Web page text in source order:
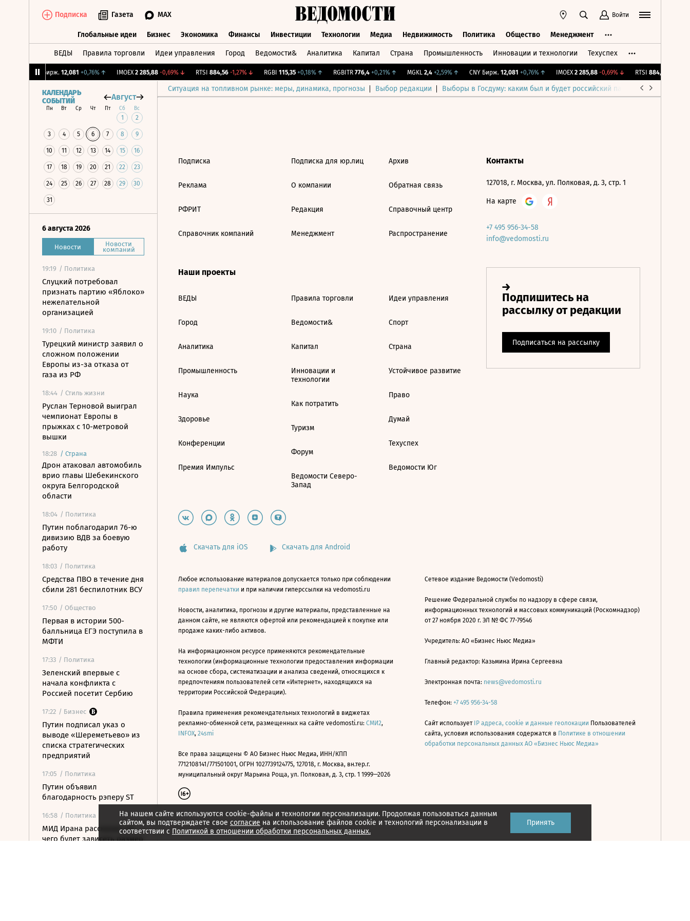
Подписка Газета MAX Войти
Глобальные идеи Бизнес Экономика Финансы Инвестиции Технологии Медиа Недвижимость Политика Общество Менеджмент
ВЕДЫ Правила торговли Идеи управления Город Ведомости& Аналитика Капитал Страна Промышленность Инновации и технологии Техуспех
CNY Бирж. 12,081 +0,76%↑ IMOEX 2 285,88 -0,69%↓ RTSI 884,56 -1,27%↓ RGBI 115,35 +0,18%↑ RGBITR 776,4 +0,21%↑ MGKL 2,4 +2,59%↑ CNY Бирж. 12,081 +0,76%↑ IMOEX 2 285,88 -0,69%↓ RTSI 884,56
Ситуация на топливном рынке: меры, динамика, прогнозы Выбор редакции Выборы в Госдуму: каким был и будет российский парламент
КАЛЕНДАРЬ
СОБЫТИЙ
Август
Пн Вт Ср Чт Пт Сб Вс
1 2
3 4 5 6 7 8 9
10 11 12 13 14 15 16
17 18 19 20 21 22 23
24 25 26 27 28 29 30
31
6 августа 2026
Новости Новости
компаний
19:19 / Политика
Слуцкий потребовал
признать партию «Яблоко»
нежелательной
организацией
19:10 / Политика
Турецкий министр заявил о
сложном положении
Европы из-за отказа от
газа из РФ
18:44 / Стиль жизни
Руслан Терновой выиграл
чемпионат Европы в
прыжках с 10-метровой
вышки
18:28 / Страна
Дрон атаковал автомобиль
врио главы Шебекинского
округа Белгородской
области
18:04 / Политика
Путин поблагодарил 76-ю
дивизию ВДВ за боевую
работу
18:03 / Политика
Средства ПВО в течение дня
сбили 281 беспилотник ВСУ
17:50 / Общество
Первая в истории 500-
балльница ЕГЭ поступила в
МФТИ
17:33 / Политика
Зеленский впервые с
начала конфликта с
Россией посетит Сербию
17:22 / Бизнес
Путин подписал указ о
выводе «Шереметьево» из
списка стратегических
предприятий
17:05 / Политика
Путин объявил
благодарность рэперу ST
16:58 / Политика
МИД Ирана рассказал, от
чего будет зависеть размер
На нашем сайте используются cookie-файлы и технологии персонализации. Продолжая пользоваться данным
сайтом, вы подтверждаете свое согласие на использование файлов cookie и технологий персонализации в
соответствии с Политикой в отношении обработки персональных данных.
Принять
Подписка
Реклама
РФРИТ
Справочник компаний
Подписка для юр.лиц
О компании
Редакция
Менеджмент
Архив
Обратная связь
Справочный центр
Распространение
Наши проекты
ВЕДЫ
Город
Аналитика
Промышленность
Наука
Здоровье
Конференции
Премия Импульс
Правила торговли
Ведомости&
Капитал
Инновации и
технологии
Как потратить
Туризм
Форум
Ведомости Северо-
Запад
Идеи управления
Спорт
Страна
Устойчивое развитие
Право
Думай
Техуспех
Ведомости Юг
Контакты
127018, г. Москва, ул. Полковая, д. 3, стр. 1
На карте
+7 495 956-34-58
info@vedomosti.ru
Скачать для iOS Скачать для Android
Любое использование материалов допускается только при соблюдении
правил перепечатки и при наличии гиперссылки на vedomosti.ru
Новости, аналитика, прогнозы и другие материалы, представленные на
данном сайте, не являются офертой или рекомендацией к покупке или
продаже каких-либо активов.
На информационном ресурсе применяются рекомендательные
технологии (информационные технологии предоставления информации
на основе сбора, систематизации и анализа сведений, относящихся к
предпочтениям пользователей сети «Интернет», находящихся на
территории Российской Федерации).
Правила применения рекомендательных технологий в виджетах
рекламно-обменной сети, размещенных на сайте vedomosti.ru: СМИ2,
INFOX, 24smi
Все права защищены © АО Бизнес Ньюс Медиа, ИНН/КПП
7712108141/771501001, ОГРН 1027739124775, 127018, г. Москва, вн.тер.г.
муниципальный округ Марьина Роща, ул. Полковая, д. 3, стр. 1 1999—2026
Сетевое издание Ведомости (Vedomosti)
Решение Федеральной службы по надзору в сфере связи,
информационных технологий и массовых коммуникаций (Роскомнадзор)
от 27 ноября 2020 г. ЭЛ № ФС 77-79546
Учредитель: АО «Бизнес Ньюс Медиа»
Главный редактор: Казьмина Ирина Сергеевна
Электронная почта: news@vedomosti.ru
Телефон: +7 495 956-34-58
Сайт использует IP адреса, cookie и данные геолокации Пользователей
сайта, условия использования содержатся в Политике в отношении
обработки персональных данных АО «Бизнес Ньюс Медиа»